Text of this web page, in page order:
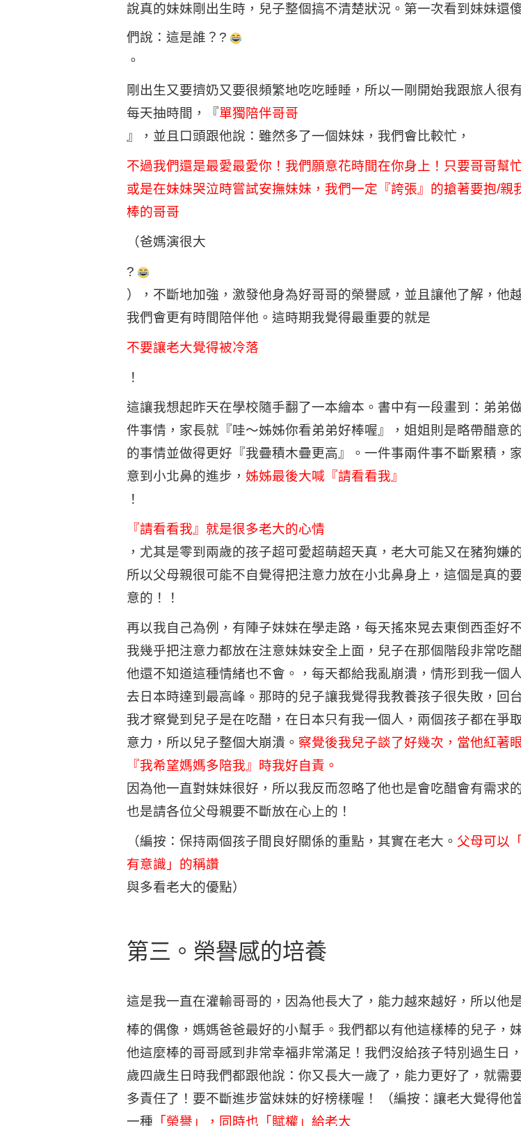
說真的妹妹剛出生時，兒子整個搞不清楚狀況。第一次看到妹妹還
們說：這是誰？ ?
。
剛出生又要擠奶又要很頻繁地吃吃睡睡，所以一剛開始我跟旅人很
每天抽時間，『單獨陪伴哥哥
』，並且口頭跟他說：雖然多了一個妹妹，我們會比較忙，
不過我們還是最愛最愛你！我們願意花時間在你身上！只要哥哥幫
或是在妹妹哭泣時嘗試安撫妹妹，我們一定『誇張』的搶著要抱/親
棒的哥哥
（爸媽演很大
?
），不斷地加強，激發他身為好哥哥的榮譽感，並且讓他了解，他
我們會更有時間陪伴他。這時期我覺得最重要的就是
不要讓老大覺得被冷落
！
這讓我想起昨天在學校隨手翻了一本繪本。書中有一段畫到：弟弟
件事情，家長就『哇～姊姊你看弟弟好棒喔』，姐姐則是略帶醋意
的事情並做得更好『我疊積木疊更高』。一件事兩件事不斷累積，
意到小北鼻的進步， 姊姊最後大喊『請看看我』
！
『請看看我』就是很多老大的心情
，尤其是零到兩歲的孩子超可愛超萌超天真，老大可能又在豬狗嫌
所以父母親很可能不自覺得把注意力放在小北鼻身上，這個是真的
意的！！
再以我自己為例，有陣子妹妹在學走路，每天搖來晃去東倒西歪好
我幾乎把注意力都放在注意妹妹安全上面，兒子在那個階段非常吃
他還不知道這種情緒也不會。，每天都給我亂崩潰，情形到我一個
去日本時達到最高峰。那時的兒子讓我覺得我教養孩子很失敗，回
我才察覺到兒子是在吃醋，在日本只有我一個人，兩個孩子都在爭
意力，所以兒子整個大崩潰。 察覺後我兒子談了好幾次，當他紅著
『我希望媽媽多陪我』時我好自責。
因為他一直對妹妹很好，所以我反而忽略了他也是會吃醋會有需求
也是請各位父母親要不斷放在心上的！
（編按：保持兩個孩子間良好關係的重點，其實在老大。 父母可以
有意識」的稱讚
與多看老大的優點）
第三。榮譽感的培養
這是我一直在灌輸哥哥的，因為他長大了，能力越來越好，所以他
棒的偶像，媽媽爸爸最好的小幫手。我們都以有他這樣棒的兒子，
他這麼棒的哥哥感到非常幸福非常滿足！我們沒給孩子特別過生日
歲四歲生日時我們都跟他說：你又長大一歲了，能力更好了，就需
多責任了！要不斷進步當妹妹的好榜樣喔！
（編按：讓老大覺得他
一種 「榮譽」，同時也「賦權」給老大